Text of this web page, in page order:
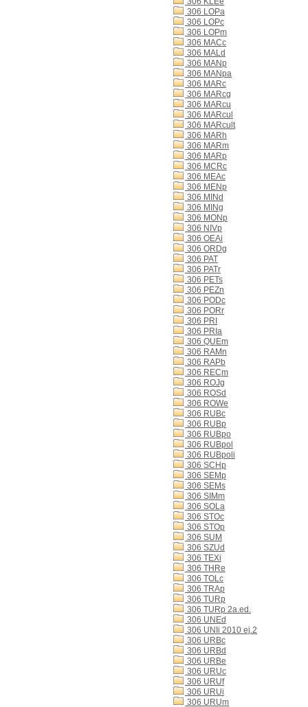
306 LOPa
306 LOPc
306 LOPm
306 MACc
306 MALd
306 MANp
306 MANpa
306 MARc
306 MARcg
306 MARcu
306 MARcul
306 MARcult
306 MARh
306 MARm
306 MARp
306 MCRc
306 MEAc
306 MENp
306 MINd
306 MINg
306 MONp
306 NIVp
306 OEAi
306 ORDg
306 PAT
306 PATr
306 PETs
306 PEZn
306 PODc
306 PORr
306 PRI
306 PRIa
306 QUEm
306 RAMn
306 RAPb
306 RECm
306 ROJg
306 ROSd
306 ROWe
306 RUBc
306 RUBp
306 RUBpo
306 RUBpol
306 RUBpoli
306 SCHp
306 SEMp
306 SEMs
306 SIMm
306 SOLa
306 STOc
306 STOp
306 SUM
306 SZUd
306 TEXi
306 THRe
306 TOLc
306 TRAp
306 TURp
306 TURp 2a.ed.
306 UNEd
306 UNIi 2010 ej.2
306 URBc
306 URBd
306 URBe
306 URUc
306 URUf
306 URUi
306 URUm